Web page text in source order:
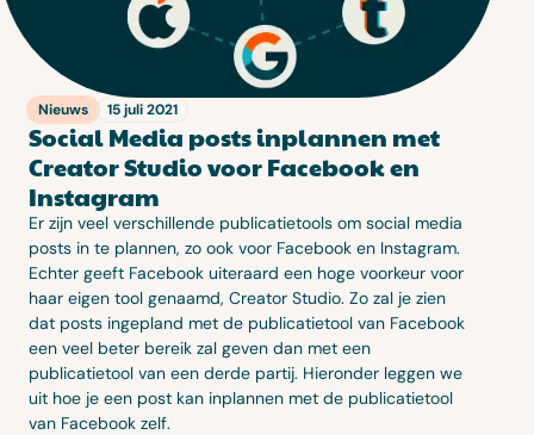
Nieuws 15 juli 2021
Social Media posts inplannen met
Creator Studio voor Facebook en
Instagram
Er zijn veel verschillende publicatietools om social media
posts in te plannen, zo ook voor Facebook en Instagram.
Echter geeft Facebook uiteraard een hoge voorkeur voor
haar eigen tool genaamd, Creator Studio. Zo zal je zien
dat posts ingepland met de publicatietool van Facebook
een veel beter bereik zal geven dan met een
publicatietool van een derde partij. Hieronder leggen we
uit hoe je een post kan inplannen met de publicatietool
van Facebook zelf.